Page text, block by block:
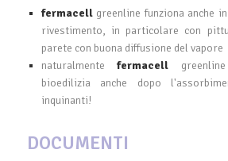
fermacell greenline funziona anche
rivestimento, in particolare con
parete con buona diffusione del vapore
naturalmentefermacell
bioedilizia anche dopo
inquinanti!
DOCUMENTI